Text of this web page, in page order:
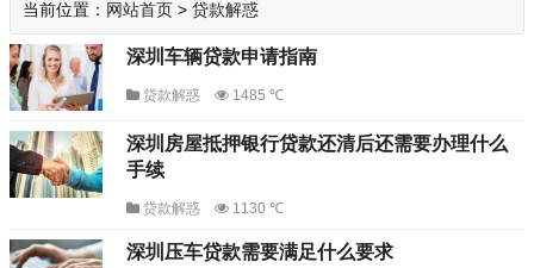
当前位置： 网站首页 > 贷款解惑
深圳车辆贷款申请指南
贷款解惑 1485 ℃
深圳房屋抵押银行贷款还清后还需要办理什么
手续
贷款解惑 1130 ℃
深圳压车贷款需要满足什么要求